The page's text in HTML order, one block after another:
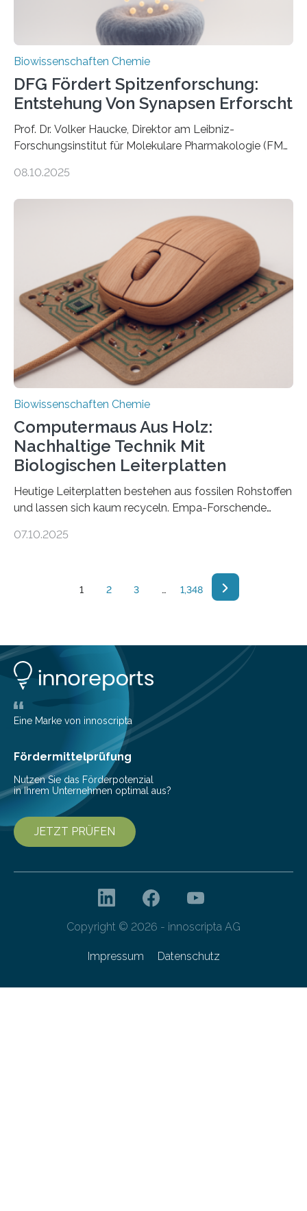
Biowissenschaften Chemie
DFG Fördert Spitzenforschung:
Entstehung Von Synapsen Erforscht
Prof. Dr. Volker Haucke, Direktor am Leibniz-
Forschungsinstitut für Molekulare Pharmakologie (FMP)
Freien Universität Berlin erhält erneut die
innovatives interdisziplinäres Forschungsprojekt stehen
ihm fünf Jahre lang 1 Million Euro zur Verfügung. Das
Projekt widmet sich der grundlegenden Frage, wie sich
Präsynapsen – die sendenden Verbindungsstellen von
Nervenzellen – aus kleinen Transportpaketen im Axon
zusammensetzen. Unsere Fähigkeit, uns zu bewegen,
zu denken, zu fühlen und uns zu…
08.10.2025
Biowissenschaften Chemie
Computermaus Aus Holz:
Nachhaltige Technik Mit
Biologischen Leiterplatten
Heutige Leiterplatten bestehen aus fossilen Rohstoffen
und lassen sich kaum recyceln. Empa-Forschende
ein wichtiger Schritt in Richtung nachhaltige Elektronik.
sich zu funktionierenden Platinen für elektronische
Geräte verarbeiten. Sie sind das «Herz» eines jeden
circuit boards». Die steifen Platten sind mit
Kupferbahnen und verlöteten Elektronikkomponenten
übersät und…
07.10.2025
1 2 3 … 1,348
Eine Marke von innoscripta
Fördermittelprüfung
Nutzen Sie das Förderpotenzial
in Ihrem Unternehmen optimal aus?
JETZT PRÜFEN
Copyright © 2026 - innoscripta AG
Impressum Datenschutz